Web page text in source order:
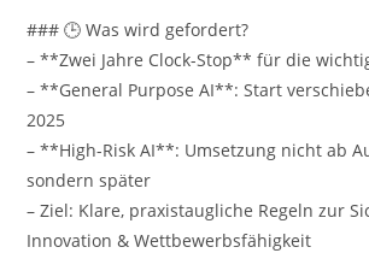
### 🕒 Was wird gefordert?
– **Zwei Jahre Clock-Stop** für die
– **General Purpose AI**: Start
2025
– **High-Risk AI**: Umsetzung nicht ab
sondern später
– Ziel: Klare, praxistaugliche Regeln zur
Innovation & Wettbewerbsfähigkeit